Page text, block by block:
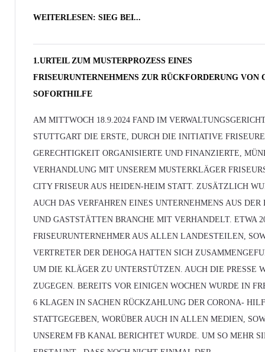
WEITERLESEN: SIEG BEI...
1.URTEIL ZUM MUSTERPROZESS EINES
FRISEURUNTERNEHMENS ZUR RÜCKFORDERUNG VON
SOFORTHILFE
AM MITTWOCH 18.9.2024 FAND IM
STUTTGART DIE ERSTE, DURCH DIE INITIATIVE
GERECHTIGKEIT ORGANISIERTE UND FINANZIERTE,
VERHANDLUNG MIT UNSEREM MUSTERKLÄGER
CITY FRISEUR AUS HEIDEN-HEIM STATT. ZUSÄTZLICH
AUCH DAS VERFAHREN EINES UNTERNEHMENS AUS DER
UND GASTSTÄTTEN BRANCHE MIT VERHANDELT. ETWA
FRISEURUNTERNEHMER AUS ALLEN LANDESTEILEN,
VERTRETER DER DEHOGA HATTEN SICH
UM DIE KLÄGER ZU UNTERSTÜTZEN. AUCH DIE PRESSE
ZUGEGEN. BEREITS VOR EINIGEN WOCHEN WURDE IN
6 KLAGEN IN SACHEN RÜCKZAHLUNG DER CORONA-
STATTGEGEBEN, WORÜBER AUCH IN ALLEN MEDIEN,
UNSEREM FB KANAL BERICHTET WURDE. UM SO MEHR